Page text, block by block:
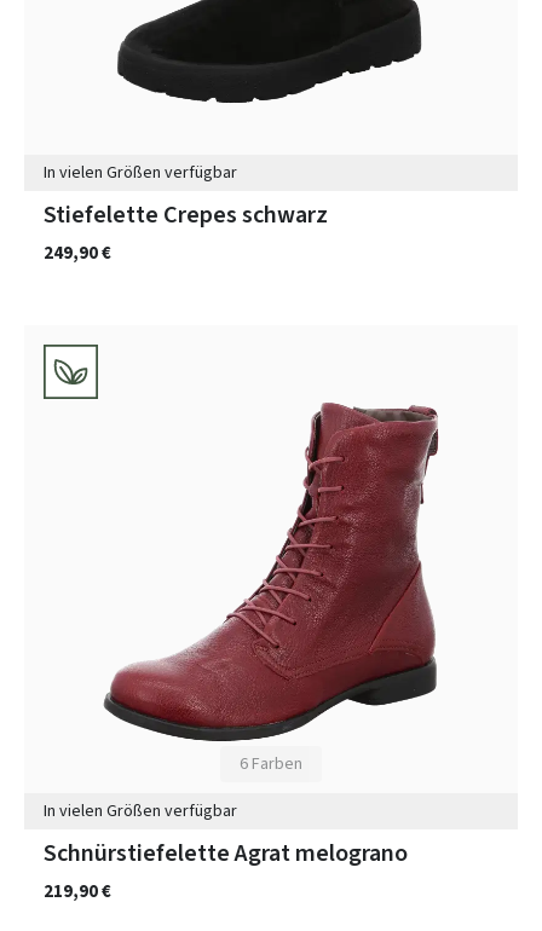
In vielen Größen verfügbar
Stiefelette Crepes schwarz
249,90 €
6 Farben
In vielen Größen verfügbar
Schnürstiefelette Agrat melograno
219,90 €